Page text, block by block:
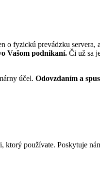
o fyzickú prevádzku servera,
Vašom podnikaní. Či už sa
účel. Odovzdaním a
používate. Poskytuje